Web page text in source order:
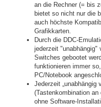
an die Rechner (= bis
bietet so nicht nur die
auch höchste
Grafikkarten.
Durch die DDC-
jederzeit "unabhängig"
Switches gebootet
funktionieren immer
PC/Notebook
Jederzeit „unabhängig
(Tastenkombination
ohne Software-